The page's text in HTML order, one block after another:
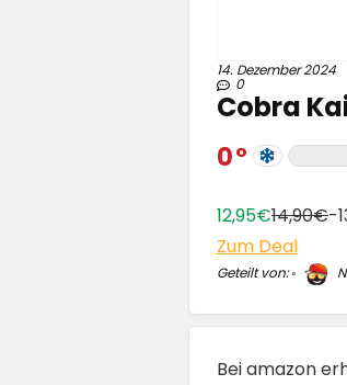
14. Dezember 2024
0
Cobra
0
12,95€14,90€-
Zum Deal
Geteilt von:
Bei amazon